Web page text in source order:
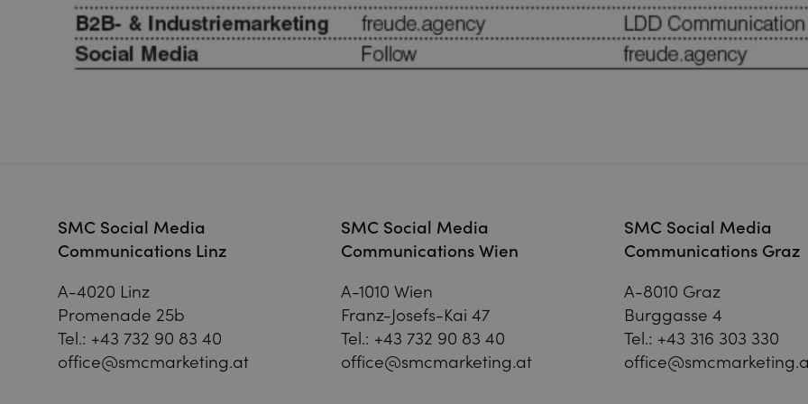
SMC Social Media
Communications Linz
A-4020 Linz
Promenade 25b
Tel.: +43 732 90 83 40
office@smcmarketing.at
SMC Social Media
Communications Wien
A-1010 Wien
Franz-Josefs-Kai 47
Tel.: +43 732 90 83 40
office@smcmarketing.at
SMC Social Media
Communications Graz
A-8010 Graz
Burggasse 4
Tel.: +43 316 303 330